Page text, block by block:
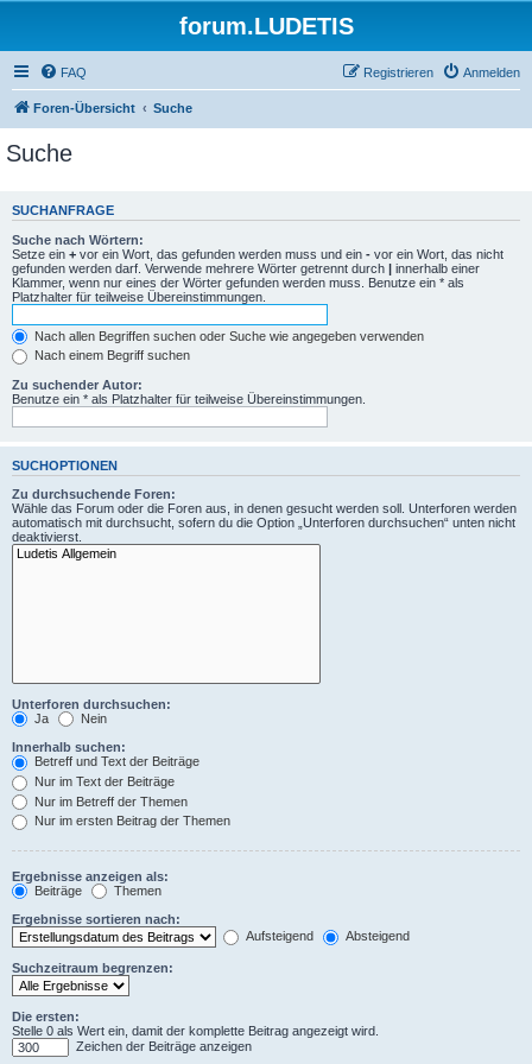
forum.LUDETIS
FAQ Anmelden
Registrieren
Foren-Übersicht Suche
Suche
SUCHANFRAGE
Suche nach Wörtern:
Setze ein + vor ein Wort, das gefunden werden muss und ein - vor ein Wort, das nicht
gefunden werden darf. Verwende mehrere Wörter getrennt durch | innerhalb einer
Klammer, wenn nur eines der Wörter gefunden werden muss. Benutze ein * als
Platzhalter für teilweise Übereinstimmungen.
Nach allen Begriffen suchen oder Suche wie angegeben verwenden
Nach einem Begriff suchen
Zu suchender Autor:
Benutze ein * als Platzhalter für teilweise Übereinstimmungen.
SUCHOPTIONEN
Zu durchsuchende Foren:
Wähle das Forum oder die Foren aus, in denen gesucht werden soll. Unterforen werden
automatisch mit durchsucht, sofern du die Option „Unterforen durchsuchen“ unten nicht
deaktivierst.
Unterforen durchsuchen:
Ja
Nein
Innerhalb suchen:
Betreff und Text der Beiträge
Nur im Text der Beiträge
Nur im Betreff der Themen
Nur im ersten Beitrag der Themen
Ergebnisse anzeigen als:
Beiträge
Themen
Ergebnisse sortieren nach:
Aufsteigend
Absteigend
Suchzeitraum begrenzen:
Die ersten:
Stelle 0 als Wert ein, damit der komplette Beitrag angezeigt wird.
Zeichen der Beiträge anzeigen